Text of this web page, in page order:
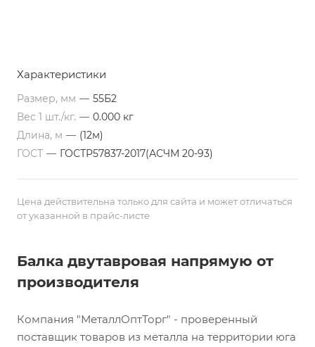
Характеристики
Размер, мм — 55Б2
Вес 1 шт./кг. — 0.000 кг
Длина, м — (12м)
ГОСТ — ГОСТР57837-2017(АСЧМ 20-93)
Цена действительна только для сайта и может отличаться
от указанной в прайс-листе
Балка двутавровая напрямую от
производителя
Компания "МеталлОптТорг" - проверенный
поставщик товаров из металла на территории юга